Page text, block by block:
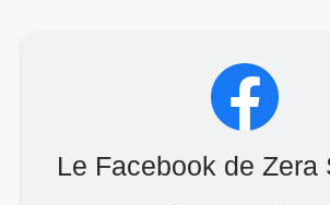
Le Facebook de Zera